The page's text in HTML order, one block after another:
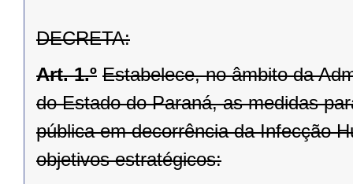
DECRETA:
Art. 1.º Estabelece, no âmbito da
do Estado do Paraná, as medidas
pública em decorrência da Infecção
objetivos estratégicos: